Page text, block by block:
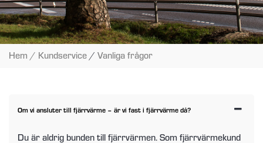
Hem / Kundservice/ Vanliga frågor
Om vi ansluter till fjärrvärme – är vi fast i fjärrvärme då?
Du är aldrig bunden till fjärrvärmen. Som fjärrvärmekund